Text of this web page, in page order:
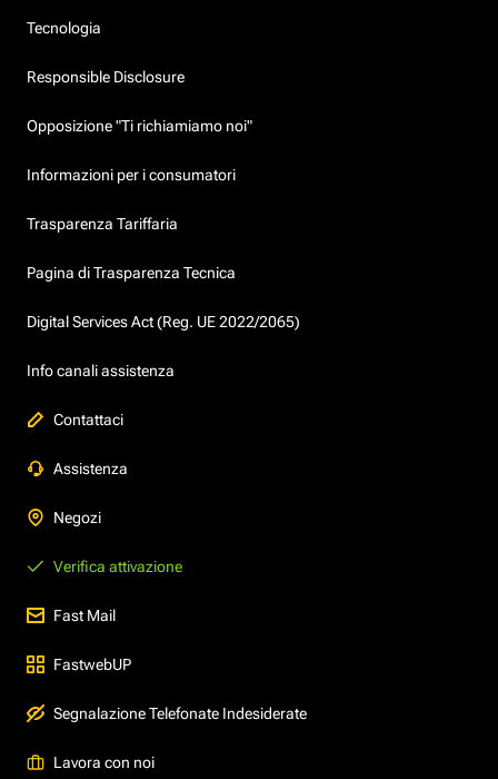
Tecnologia
Responsible Disclosure
Opposizione "Ti richiamiamo noi"
Informazioni per i consumatori
Trasparenza Tariffaria
Pagina di Trasparenza Tecnica
Digital Services Act (Reg. UE 2022/2065)
Info canali assistenza
Contattaci
Assistenza
Negozi
Verifica attivazione
Fast Mail
FastwebUP
Segnalazione Telefonate Indesiderate
Lavora con noi